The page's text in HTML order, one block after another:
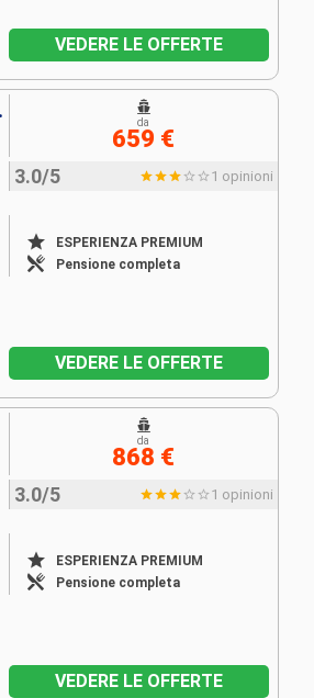
VEDERE LE OFFERTE
UNITI
3.0/5 1 opinioni
ESPERIENZA PREMIUM
Pensione completa
da
659 €
VEDERE LE OFFERTE
3.0/5 1 opinioni
ESPERIENZA PREMIUM
Pensione completa
da
868 €
VEDERE LE OFFERTE